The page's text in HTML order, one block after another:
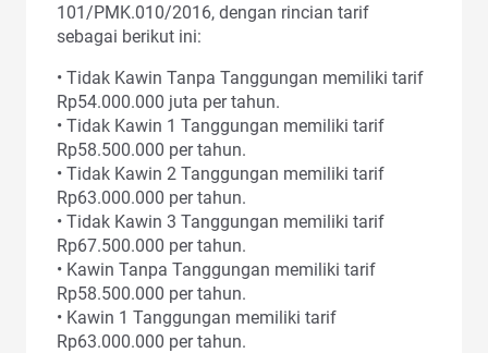
101/PMK.010/2016, dengan rincian tarif
sebagai berikut ini:
• Tidak Kawin Tanpa Tanggungan memiliki tarif
Rp54.000.000 juta per tahun.
• Tidak Kawin 1 Tanggungan memiliki tarif
Rp58.500.000 per tahun.
• Tidak Kawin 2 Tanggungan memiliki tarif
Rp63.000.000 per tahun.
• Tidak Kawin 3 Tanggungan memiliki tarif
Rp67.500.000 per tahun.
• Kawin Tanpa Tanggungan memiliki tarif
Rp58.500.000 per tahun.
• Kawin 1 Tanggungan memiliki tarif
Rp63.000.000 per tahun.